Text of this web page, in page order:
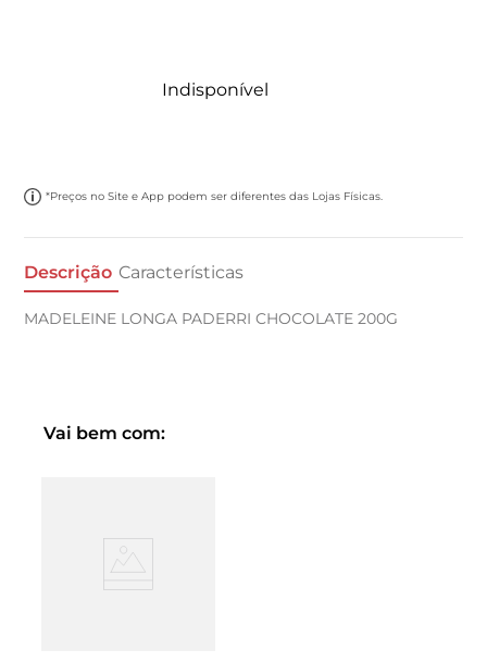
Indisponível
*Preços no Site e App podem ser diferentes das Lojas Físicas.
Descrição Características
MADELEINE LONGA PADERRI CHOCOLATE 200G
Vai bem com: